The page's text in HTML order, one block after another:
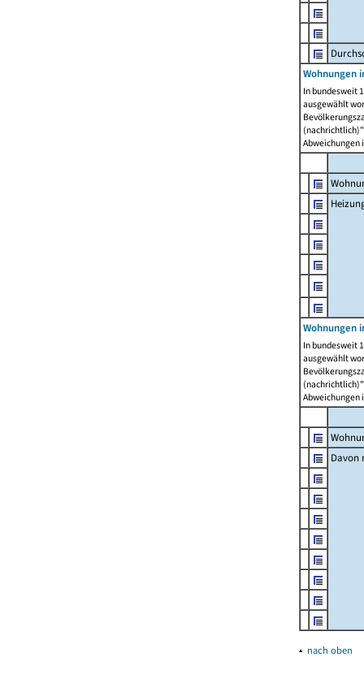
Wohnungen
In bundesweit
ausgewählt
Abweichungen
Wohnungen
In bundesweit
ausgewählt
Abweichungen
Davon
▴ nach oben